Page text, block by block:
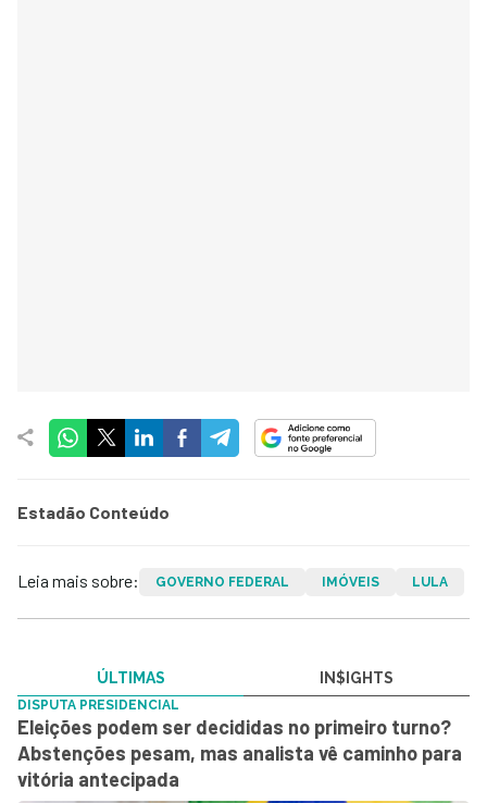
Estadão Conteúdo
Leia mais sobre: GOVERNO FEDERAL IMÓVEIS LULA
ÚLTIMAS IN$IGHTS
DISPUTA PRESIDENCIAL
Eleições podem ser decididas no primeiro turno?
Abstenções pesam, mas analista vê caminho para
vitória antecipada